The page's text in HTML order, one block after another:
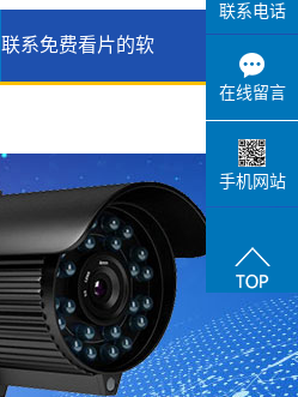
联系免费看片的软
联系电话
在线留言
手机网站